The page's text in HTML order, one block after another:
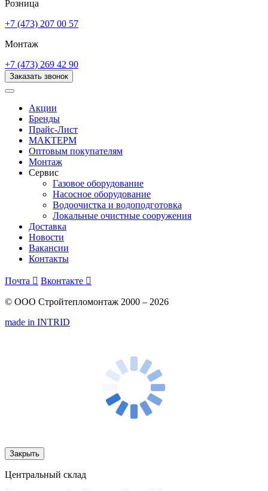
Розница
+7 (473) 207 00 57
Монтаж
+7 (473) 269 42 90
Заказать звонок
Акции
Бренды
Прайс-Лист
МАКТЕРМ
Оптовым покупателям
Монтаж
Сервис
Газовое оборудование
Насосное оборудование
Водоочистка и водоподготовка
Локальные очистные сооружения
Доставка
Новости
Вакансии
Контакты
Почта  Вконтакте 
© ООО Стройтепломонтаж 2000 – 2026
made in INTRID
Закрыть
Центральный склад